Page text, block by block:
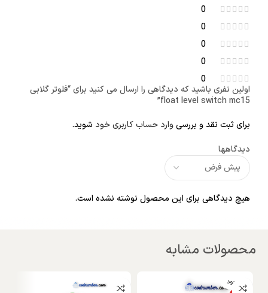
0
0
0
0
0
دیدگاهها
هیچ دیدگاهی برای این محصول نوشته نشده است.
اولین نفری باشید که دیدگاهی را ارسال می کنید برای “فلوتر گلابی
float level switch mc15”
برای ثبت نقد و بررسیوارد حساب کاربری خود شوید.
محصولات مشابه
ناموجود